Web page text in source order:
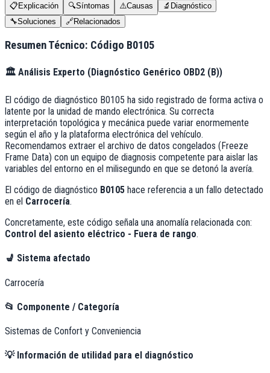
📋 Explicación 🔍Síntomas ⚠️Causas 🔬 Diagnóstico
🔧Soluciones 🔗Relacionados
Resumen Técnico: Código B0105
🏛️ Análisis Experto (Diagnóstico Genérico OBD2 (B))
El código de diagnóstico B0105 ha sido registrado de forma activa o
latente por la unidad de mando electrónica. Su correcta
interpretación topológica y mecánica puede variar enormemente
según el año y la plataforma electrónica del vehículo.
Recomendamos extraer el archivo de datos congelados (Freeze
Frame Data) con un equipo de diagnosis competente para aislar las
variables del entorno en el milisegundo en que se detonó la avería.
El código de diagnóstico B0105 hace referencia a un fallo detectado
en el Carrocería.
Concretamente, este código señala una anomalía relacionada con:
Control del asiento eléctrico - Fuera de rango.
💺 Sistema afectado
Carrocería
📂 Componente / Categoría
Sistemas de Confort y Conveniencia
💡Información de utilidad para el diagnóstico